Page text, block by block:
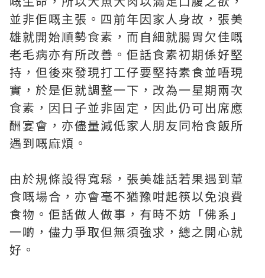
並非佢嘅主張。四前年因家人身故，張美
雄就開始順勢食素，而自細就腸胃欠佳嘅
老毛病亦有所改善。佢話食素初期係好堅
持，但後來發現打工仔要堅持素食並唔現
實，於是佢就調整一下，改為一星期兩次
食素，因日子並非固定，因此仍可出席應
酬宴會，亦儘量減低家人朋友同枱食飯所
遇到嘅麻煩。
由於規條設得寬鬆，張美雄話若果遇到葷
食嘅場合，亦會毫不猶豫咁起筷以免浪費
食物。佢話做人做事，有時不妨「佛系」
一啲，儘力爭取但無須強求，總之開心就
好。